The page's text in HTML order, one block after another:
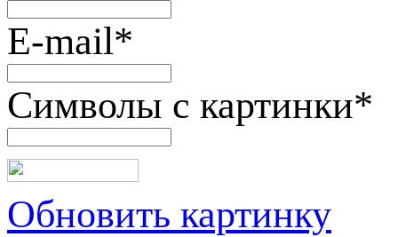
E-mail*
Символы с картинки*
Обновить картинку